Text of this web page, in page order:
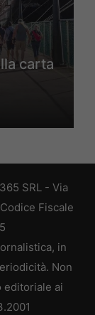
carta
SRL - Via
Fiscale
in
Non
editoriale ai